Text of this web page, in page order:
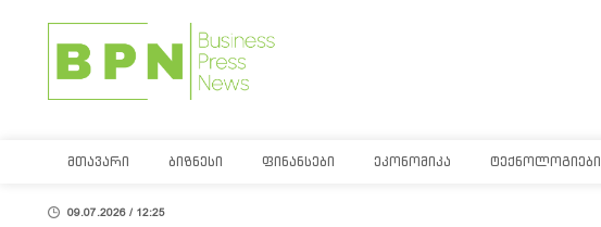
ᲛᲗᲐᲕᲐᲠᲘ ᲑᲘᲖᲜᲔᲡᲘ ᲤᲘᲜᲐᲜᲡᲔᲑᲘ ᲔᲙᲝᲜᲝᲛᲘᲙᲐ ᲢᲔᲥᲜᲝᲚᲝᲒᲘᲔᲑᲘ
09.07.2026 / 12:25